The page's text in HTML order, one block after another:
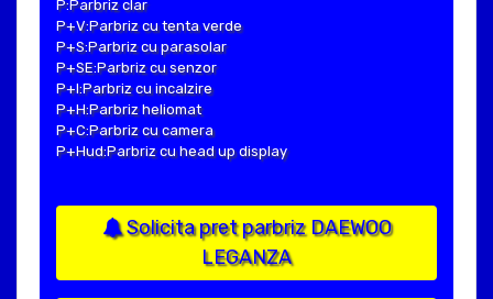
P:Parbriz clar
P+V:Parbriz cu tenta verde
P+S:Parbriz cu parasolar
P+SE:Parbriz cu senzor
P+I:Parbriz cu incalzire
P+H:Parbriz heliomat
P+C:Parbriz cu camera
P+Hud:Parbriz cu head up display
Solicita pret parbriz DAEWOO
LEGANZA